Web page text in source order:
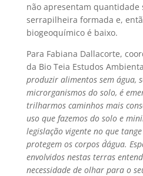
não apresentam quantidade
serrapilheira formada e,
biogeoquímico é baixo.
Para Fabiana Dallacorte,
da Bio Teia Estudos
produzir alimentos sem água,
microrganismos do solo, é
trilharmos caminhos mais
uso que fazemos do solo e
legislação vigente no que
protegem os corpos d´água.
envolvidos nestas terras
necessidade de olhar para o